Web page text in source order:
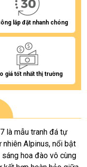
lắp đặt nhanh chóng
giá tốt nhất thị trường
là mẫu tranh đá tự
Alpinus, nổi bật
hoa đào vô cùng